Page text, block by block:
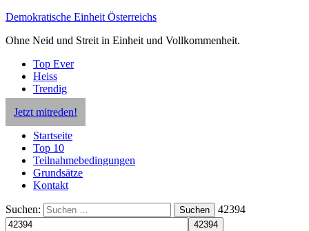
Demokratische Einheit Österreichs
Ohne Neid und Streit in Einheit und Vollkommenheit.
Top Ever
Heiss
Trendig
Jetzt mitreden!
Startseite
Top 10
Teilnahmebedingungen
Grundsätze
Kontakt
Suchen: Suchen 42394